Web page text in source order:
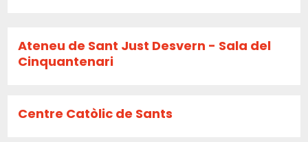
Ateneu de Sant Just Desvern - Sala del
Cinquantenari
Centre Catòlic de Sants